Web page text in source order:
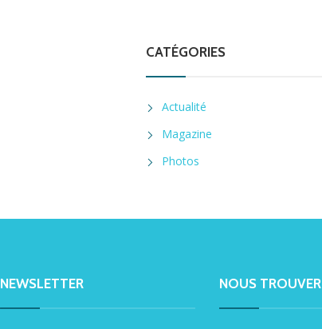
CATÉGORIES
Actualité
Magazine
Photos
NEWSLETTER NOUS TROUVER